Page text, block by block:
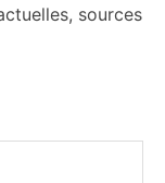
sources